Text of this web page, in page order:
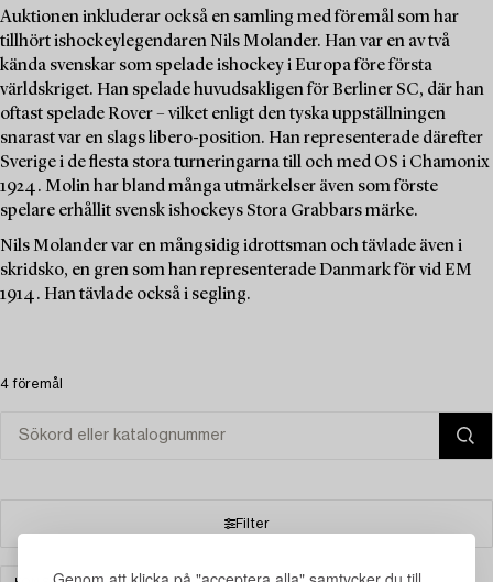
Auktionen inkluderar också en samling med föremål som har
tillhört ishockeylegendaren Nils Molander. Han var en av två
kända svenskar som spelade ishockey i Europa före första
världskriget. Han spelade huvudsakligen för Berliner SC, där han
oftast spelade Rover – vilket enligt den tyska uppställningen
snarast var en slags libero-position. Han representerade därefter
Sverige i de flesta stora turneringarna till och med OS i Chamonix
1924. Molin har bland många utmärkelser även som förste
spelare erhållit svensk ishockeys Stora Grabbars märke.
Nils Molander var en mångsidig idrottsman och tävlade även i
skridsko, en gren som han representerade Danmark för vid EM
1914. Han tävlade också i segling.
4 föremål
Filter